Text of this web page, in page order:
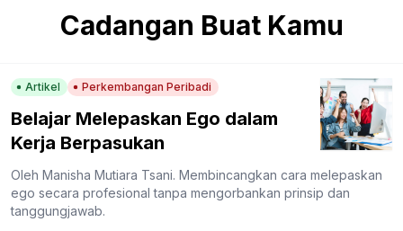
Cadangan Buat Kamu
Artikel Perkembangan Peribadi
Belajar Melepaskan Ego dalam
Kerja Berpasukan
Oleh Manisha Mutiara Tsani. Membincangkan cara melepaskan
ego secara profesional tanpa mengorbankan prinsip dan
tanggungjawab.